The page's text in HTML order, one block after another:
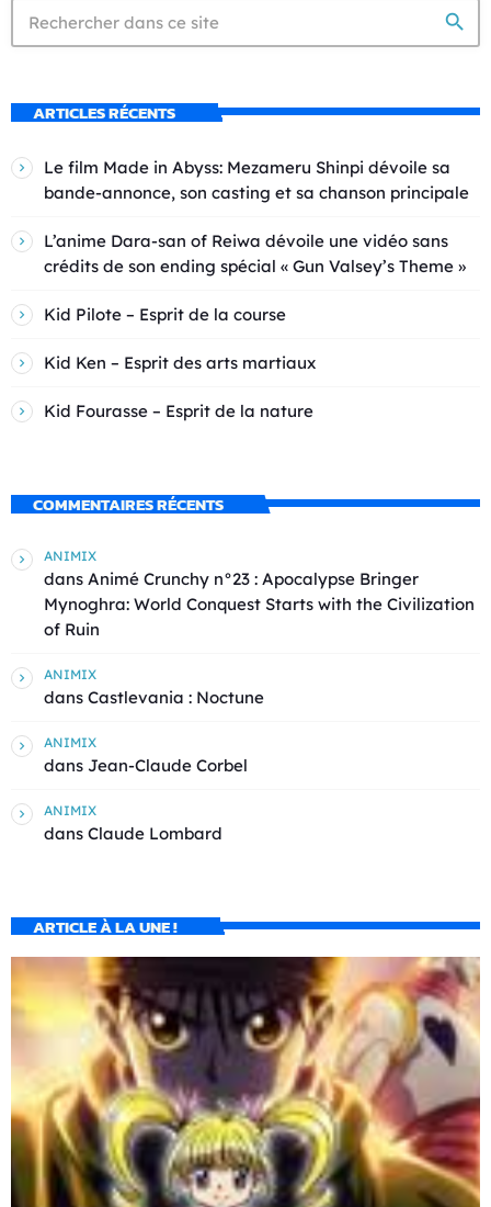
search
ARTICLES RÉCENTS
Le film Made in Abyss: Mezameru Shinpi dévoile sa
bande-annonce, son casting et sa chanson principale
L’anime Dara-san of Reiwa dévoile une vidéo sans
crédits de son ending spécial « Gun Valsey’s Theme »
Kid Pilote – Esprit de la course
Kid Ken – Esprit des arts martiaux
Kid Fourasse – Esprit de la nature
COMMENTAIRES RÉCENTS
ANIMIX
dans Animé Crunchy n°23 : Apocalypse Bringer
Mynoghra: World Conquest Starts with the Civilization
of Ruin
ANIMIX
dans Castlevania : Noctune
ANIMIX
dans Jean-Claude Corbel
ANIMIX
dans Claude Lombard
ARTICLE À LA UNE !